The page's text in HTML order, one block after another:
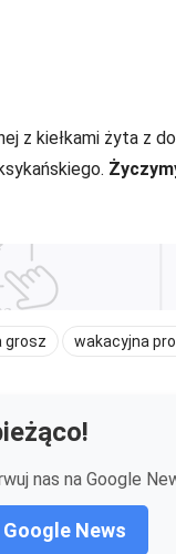
z kiełkami żyta z
grosz wakacyjna
nas na Google
News